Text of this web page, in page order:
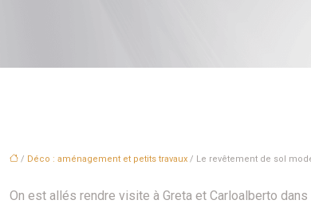
/ Déco : aménagement et petits travaux / Le revêtement de sol
On est allés rendre visite à Greta et Carloalberto